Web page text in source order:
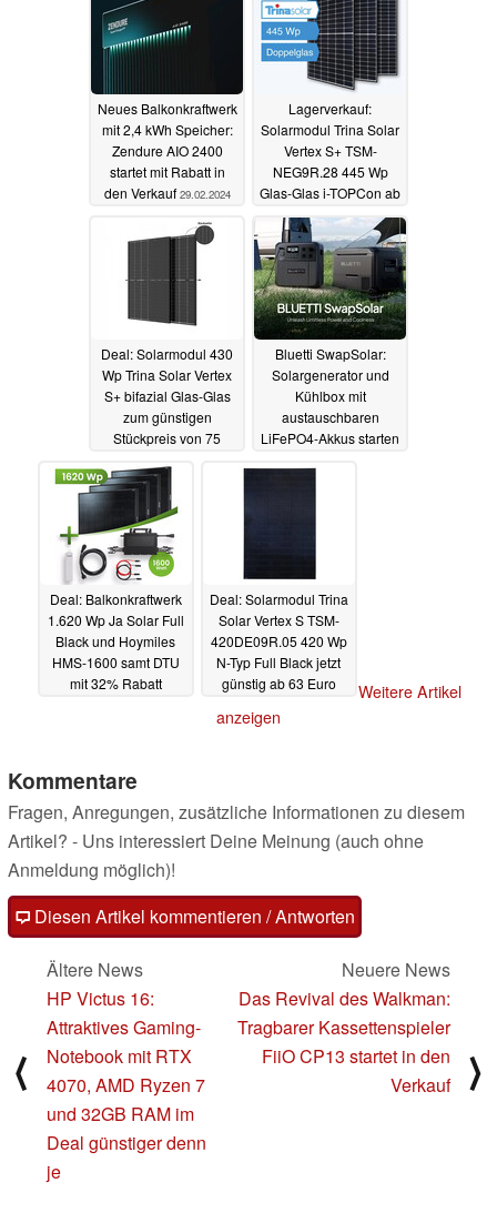
Neues Balkonkraftwerk
mit 2,4 kWh Speicher:
Zendure AIO 2400
startet mit Rabatt in
den Verkauf 29.02.2024
Lagerverkauf:
Solarmodul Trina Solar
Vertex S+ TSM-
NEG9R.28 445 Wp
Glas-Glas i-TOPCon ab
79 Euro22.02.2024
Deal: Solarmodul 430
Wp Trina Solar Vertex
S+ bifazial Glas-Glas
zum günstigen
Stückpreis von 75
21.02.2024
Bluetti SwapSolar:
Solargenerator und
Kühlbox mit
austauschbaren
LiFePO4-Akkus starten
Deal: Balkonkraftwerk
1.620 Wp Ja Solar Full
Black und Hoymiles
HMS-1600 samt DTU
mit 32% Rabatt
Deal: Solarmodul Trina
Solar Vertex S TSM-
420DE09R.05 420 Wp
N-Typ Full Black jetzt
günstig ab 63 Euro
Weitere Artikel
anzeigen
Kommentare
Fragen, Anregungen, zusätzliche Informationen zu diesem
Artikel? - Uns interessiert Deine Meinung (auch ohne
Anmeldung möglich)!
Diesen Artikel kommentieren / Antworten
⟨
Ältere News
HP Victus 16:
Attraktives Gaming-
Notebook mit RTX
4070, AMD Ryzen 7
und 32GB RAM im
Deal günstiger denn
je
Neuere News
Das Revival des Walkman:
Tragbarer Kassettenspieler
FiiO CP13 startet in den
Verkauf
⟩